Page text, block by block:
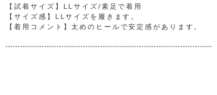
【試着サイズ】LLサイズ/素足で着用
【サイズ感】LLサイズを履きます。
【着用コメント】太めのヒールで安定感があります。